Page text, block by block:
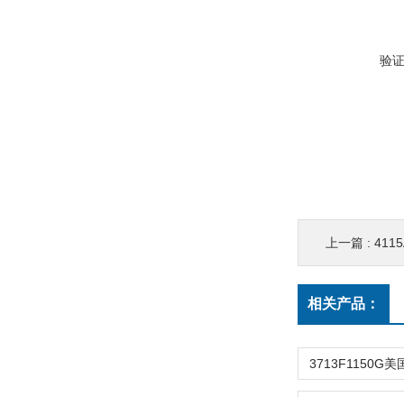
验
上一篇 :
相关产品：